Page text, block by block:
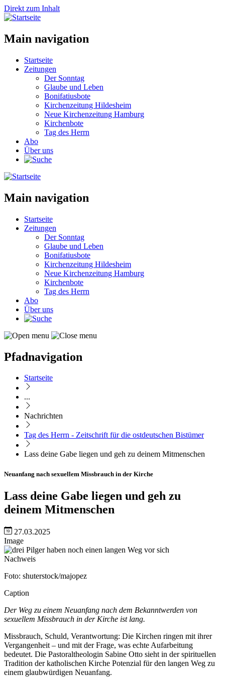
Direkt zum Inhalt
Main navigation
Startseite
Zeitungen
Der Sonntag
Glaube und Leben
Bonifatiusbote
Kirchenzeitung Hildesheim
Neue Kirchenzeitung Hamburg
Kirchenbote
Tag des Herrn
Abo
Über uns
Main navigation
Startseite
Zeitungen
Der Sonntag
Glaube und Leben
Bonifatiusbote
Kirchenzeitung Hildesheim
Neue Kirchenzeitung Hamburg
Kirchenbote
Tag des Herrn
Abo
Über uns
Pfadnavigation
Startseite
...
Nachrichten
Tag des Herrn - Zeitschrift für die ostdeutschen Bistümer
Lass deine Gabe liegen und geh zu deinem Mitmenschen
Neuanfang nach sexuellem Missbrauch in der Kirche
Lass deine Gabe liegen und geh zu
deinem Mitmenschen
27.03.2025
Image
Nachweis
Foto: shuterstock/majopez
Caption
Der Weg zu einem Neuanfang nach dem Bekanntwerden von
sexuellem Missbrauch in der Kirche ist lang.
Missbrauch, Schuld, Verantwortung: Die Kirchen ringen mit ihrer
Vergangenheit – und mit der Frage, was echte Aufarbeitung
bedeutet. Die Pastoraltheologin Sabine Otto sieht in der spirituellen
Tradition der katholischen Kirche Potenzial für den langen Weg zu
einem glaubwürdigen Neuanfang.